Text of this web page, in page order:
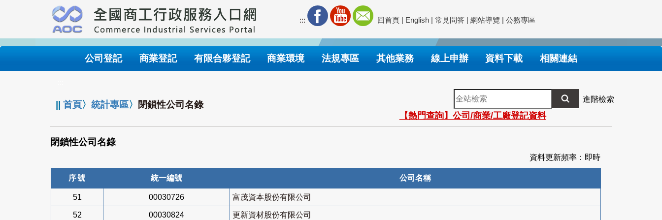
要
內
::: 回首頁 | English | 常見問答 | 網站導覽 | 公務專區
公司登記 商業登記 有限合夥登記 商業環境 法規專區 其他業務 線上申辦 資料下載 相關連結
||首頁〉統計專區〉 閉鎖性公司名錄
全
站
檢
索
進階檢索
【熱門查詢】公司/商業/工廠登記資料
閉鎖性公司名錄
資料更新頻率：即時
序號 統一編號 公司名稱
51 00030726 富茂資本股份有限公司
52 00030824 更新資材股份有限公司